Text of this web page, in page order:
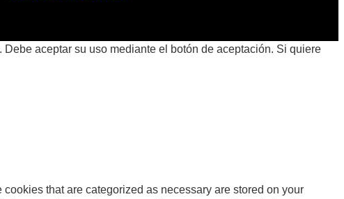
aceptar su uso mediante el botón de aceptación. Si quiere
that are categorized as necessary are stored on your